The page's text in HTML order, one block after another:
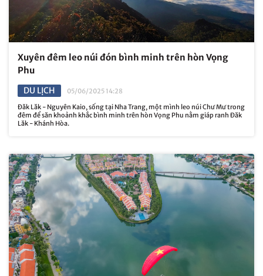
Xuyên đêm leo núi đón bình minh trên hòn Vọng
Phu
DU LỊCH
05/06/2025 14:28
Đăk Lăk - Nguyên Kaio, sống tại Nha Trang, một mình leo núi Chư Mư trong
đêm để săn khoảnh khắc bình minh trên hòn Vọng Phu nằm giáp ranh Đăk
Lăk - Khánh Hòa.